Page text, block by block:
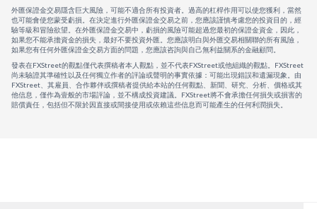
外匯保證金交易隱含巨大風險，可能不適合所有投資者。過高的杠桿作用可以使您獲利，當然
也可能會使您蒙受虧損。在決定進行外匯保證金交易之前，您應該謹慎考慮您的投資目的，經
驗等級和冒險欲望。在外匯保證金交易中，虧損的風險可能超過您最初的保證金資金，因此，
如果您不能承擔資金的損失，最好不要投資外匯。您應該明白與外匯交易相關聯的所有風險，
如果您有任何外匯保證金交易方面的問題，您應該咨詢與自己無利益關系的金融顧問。
發表在FXStreet的觀點僅代表撰稿者本人觀點，並不代表FXStreet或他組織的觀點。FXStreet
尚未驗證其準確性以及任何獨立作者的評論或聲明的事實依據：可能出現錯誤和遺漏現象。由
FXStreet、其雇員、合作夥伴或撰稿者提供給本站的任何觀點、新聞、研究、分析、價格或其
他信息，僅作為壹般的市場評論，並不構成投資建議。FXStreet將不會承擔任何損失或損害的
賠償責任，包括但不限於因直接或間接使用或依賴這些信息而可能產生的任何利潤損失。